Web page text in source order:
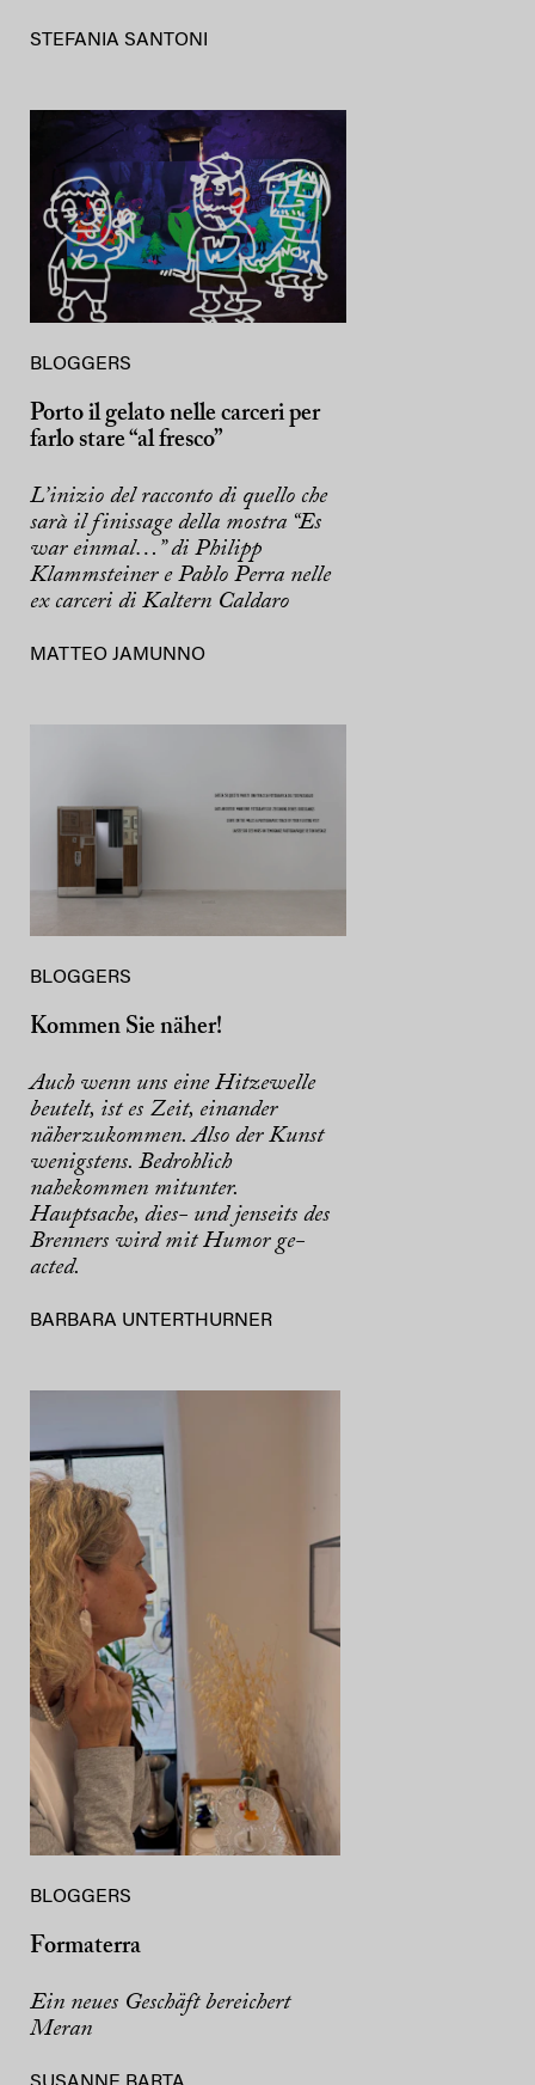
STEFANIA SANTONI
BLOGGERS
Porto il gelato nelle carceri per
farlo stare “al fresco”
L’inizio del racconto di quello che
sarà il finissage della mostra “Es
war einmal…” di Philipp
Klammsteiner e Pablo Perra nelle
ex carceri di Kaltern Caldaro
MATTEO JAMUNNO
BLOGGERS
Kommen Sie näher!
Auch wenn uns eine Hitzewelle
beutelt, ist es Zeit, einander
näherzukommen. Also der Kunst
wenigstens. Bedrohlich
nahekommen mitunter.
Hauptsache, dies- und jenseits des
Brenners wird mit Humor ge-
acted.
BARBARA UNTERTHURNER
BLOGGERS
Formaterra
Ein neues Geschäft bereichert
Meran